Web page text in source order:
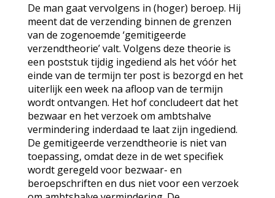
De man gaat vervolgens in (hoger) beroep. Hij
meent dat de verzending binnen de grenzen
van de zogenoemde ‘gemitigeerde
verzendtheorie’ valt. Volgens deze theorie is
een poststuk tijdig ingediend als het vóór het
einde van de termijn ter post is bezorgd en het
uiterlijk een week na afloop van de termijn
wordt ontvangen. Het hof concludeert dat het
bezwaar en het verzoek om ambtshalve
vermindering inderdaad te laat zijn ingediend.
De gemitigeerde verzendtheorie is niet van
toepassing, omdat deze in de wet specifiek
wordt geregeld voor bezwaar- en
beroepschriften en dus niet voor een verzoek